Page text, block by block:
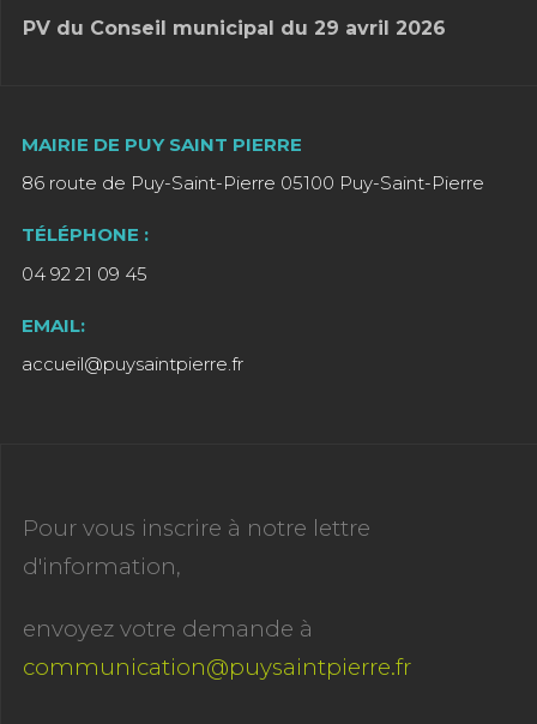
PV du Conseil municipal du 29 avril 2026
MAIRIE DE PUY SAINT PIERRE
86 route de Puy-Saint-Pierre 05100 Puy-Saint-Pierre
TÉLÉPHONE :
04 92 21 09 45
EMAIL:
accueil@puysaintpierre.fr
Pour vous inscrire à notre lettre
d'information,
envoyez votre demande à
communication@puysaintpierre.fr